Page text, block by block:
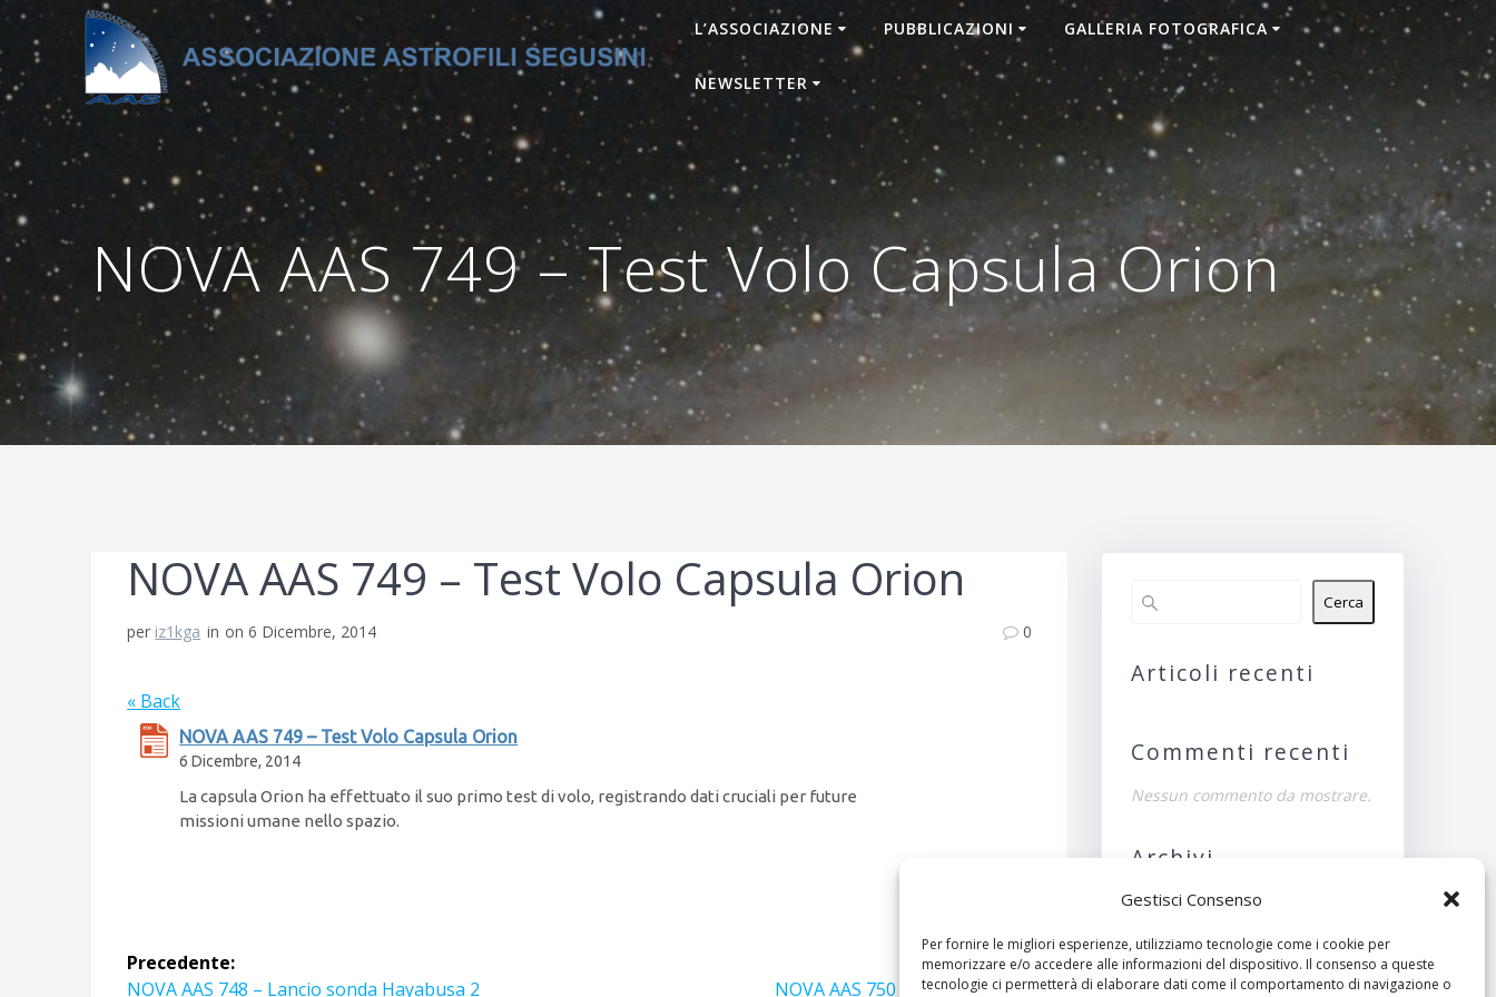
Gestisci Consenso
Per fornire le migliori esperienze, utilizziamo tecnologie come i cookie per
memorizzare e/o accedere alle informazioni del dispositivo. Il consenso a queste
tecnologie ci permetterà di elaborare dati come il comportamento di navigazione o
Salta
contenuto
L’ASSOCIAZIONE PUBBLICAZIONI GALLERIA FOTOGRAFICA
NEWSLETTER
NOVA AAS 749 – Test Volo Capsula Orion
NOVA AAS 749 – Test Volo Capsula Orion
per iz1kga in on 6 Dicembre, 2014 0
« Back
NOVA AAS 749 – Test Volo Capsula Orion
6 Dicembre, 2014
La capsula Orion ha effettuato il suo primo test di volo, registrando dati cruciali per future
missioni umane nello spazio.
Navigazione
Precedente:
Articolo
NOVA AAS 748 – Lancio sonda Hayabusa 2
Successivo:
Articolo
NOVA AAS 750 – Geminidi 2014
Cerca
Articoli recenti
Commenti recenti
Nessun commento da mostrare.
Archivi
Nessun archivio da
Categorie